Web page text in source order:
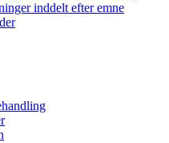
inddelt efter emne